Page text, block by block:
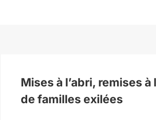
Mises à l’abri, remises
de familles exilées